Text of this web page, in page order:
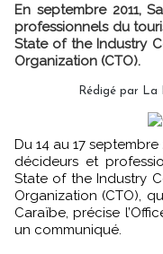
En septembre 2011,
professionnels du
State of the Industry
Organization (CTO).
Rédigé par La
Du 14 au 17 septembre 2011, l’île de Saint-Martin accueillera
décideurs et
State of the Industry
Organization (CTO),
Caraïbe, précise
un communiqué.